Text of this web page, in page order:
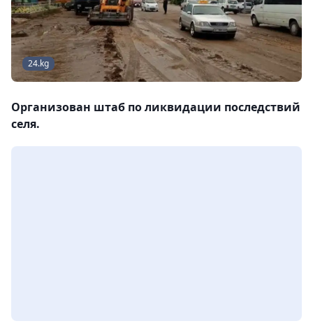
24.kg
Организован штаб по ликвидации последствий
селя.